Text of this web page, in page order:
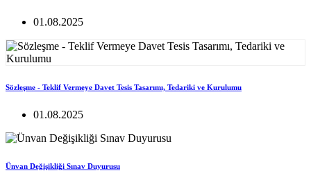
01.08.2025
Sözleşme - Teklif Vermeye Davet Tesis Tasarımı, Tedariki ve Kurulumu
01.08.2025
Ünvan Değişikliği Sınav Duyurusu